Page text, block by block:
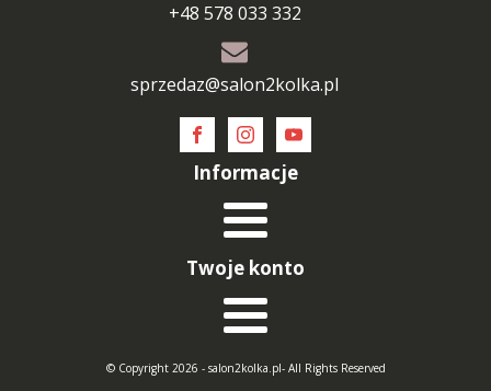
+48 578 033 332
sprzedaz@salon2kolka.pl
Informacje
Twoje konto
© Copyright 2026 - salon2kolka.pl- All Rights Reserved